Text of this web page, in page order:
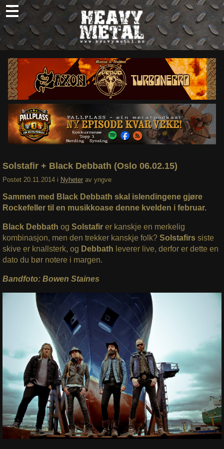
Skip
to
content
Nyheter
Omtaler
Intervjuer
Om oss
Abonner
Søk
Solstafir + Black Debbath (Oslo 06.02.15)
Postet 20.11.2014 i Nyheter av yngve
Sammen med Black Debbath skal islendingene gjøre
Rockefeller til en musikkoase denne kvelden i februar.
Black Debbath og Solstafirer kanskje en merkelig
kombinasjon, men den trekker kanskje folk? Solstafirssiste
skive er knallsterk, og Debbath leverer live, derfor er dette en
dato du bør notere i margen.
Bandfoto: Bowen Staines